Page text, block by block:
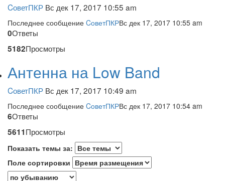
CоветПКР Вс дек 17, 2017 10:55 am
Последнее сообщение CоветПКРВс дек 17, 2017 10:55 am
0Ответы
5182Просмотры
Антенна на Low Band
CоветПКР Вс дек 17, 2017 10:49 am
Последнее сообщение CоветПКРВс дек 17, 2017 10:54 am
6Ответы
5611Просмотры
Показать темы за:
Поле сортировки